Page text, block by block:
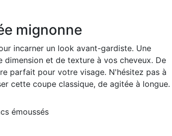
mignonne
incarner un look avant-gardiste. Une
et de texture à vos cheveux. De
parfait pour votre visage. N'hésitez pas à
cette coupe classique, de agitée à longue.